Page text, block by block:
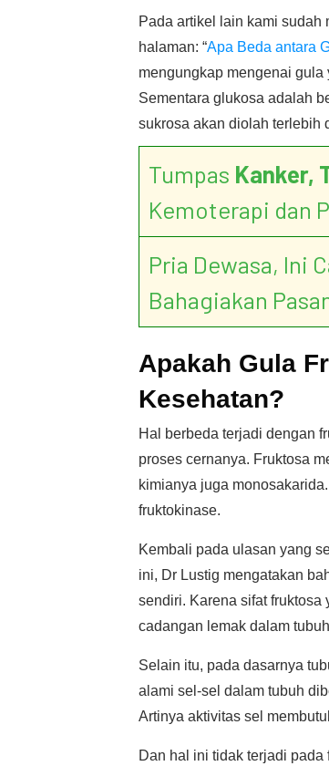
Pada artikel lain kami
halaman: “Apa Beda antara
mengungkap mengenai gula
Sementara glukosa adalah
sukrosa akan diolah terlebih
Tumpas Kanker,
Kemoterapi dan
Pria Dewasa, Ini
Bahagiakan
Apakah Gula
Kesehatan?
Hal berbeda terjadi dengan
proses cernanya. Fruktosa
kimianya juga
fruktokinase.
Kembali pada ulasan yang
ini, Dr Lustig mengatakan
sendiri. Karena sifat fruktosa
cadangan lemak dalam
Selain itu, pada dasarnya
alami sel-sel dalam tubuh
Artinya aktivitas sel
Dan hal ini tidak terjadi